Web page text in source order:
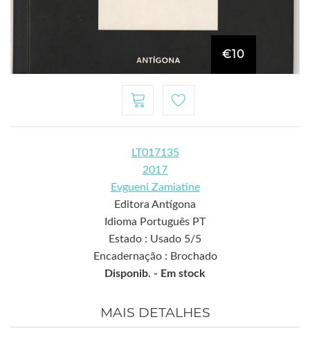
€10
LT017135
2017
Evgueni Zamiatine
Editora Antígona
Idioma Português PT
Estado : Usado 5/5
Encadernação : Brochado
Disponib. - Em stock
MAIS DETALHES